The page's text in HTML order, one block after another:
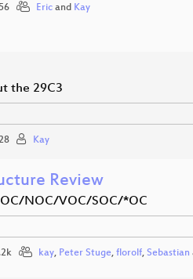
Eric and Kay
the 29C3
Kay
Review
NOC/VOC/SOC/*OC
kay, Peter Stuge, florolf, Sebastian